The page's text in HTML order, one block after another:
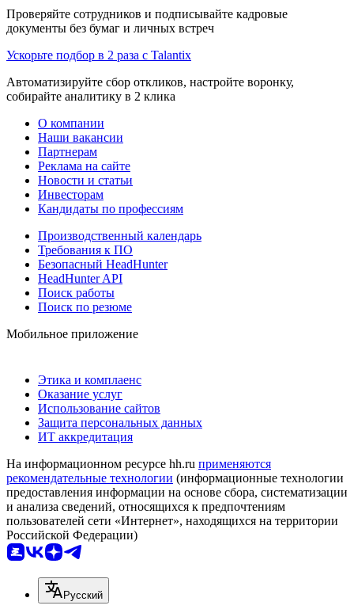
Проверяйте сотрудников и подписывайте кадровые
документы без бумаг и личных встреч
Ускорьте подбор в 2 раза с Talantix
Автоматизируйте сбор откликов, настройте воронку,
собирайте аналитику в 2 клика
О компании
Наши вакансии
Партнерам
Реклама на сайте
Новости и статьи
Инвесторам
Кандидаты по профессиям
Производственный календарь
Требования к ПО
Безопасный HeadHunter
HeadHunter API
Поиск работы
Поиск по резюме
Мобильное приложение
Этика и комплаенс
Оказание услуг
Использование сайтов
Защита персональных данных
ИТ аккредитация
На информационном ресурсе hh.ru применяются
рекомендательные технологии (информационные технологии
предоставления информации на основе сбора, систематизации
и анализа сведений, относящихся к предпочтениям
пользователей сети «Интернет», находящихся на территории
Российской Федерации)
Русский